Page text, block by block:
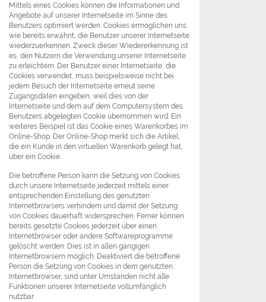
Mittels eines Cookies können die Informationen und
Angebote auf unserer Internetseite im Sinne des
Benutzers optimiert werden. Cookies ermöglichen uns,
wie bereits erwähnt, die Benutzer unserer Internetseite
wiederzuerkennen. Zweck dieser Wiedererkennung ist
es, den Nutzern die Verwendung unserer Internetseite
zu erleichtern. Der Benutzer einer Internetseite, die
Cookies verwendet, muss beispielsweise nicht bei
jedem Besuch der Internetseite erneut seine
Zugangsdaten eingeben, weil dies von der
Internetseite und dem auf dem Computersystem des
Benutzers abgelegten Cookie übernommen wird. Ein
weiteres Beispiel ist das Cookie eines Warenkorbes im
Online-Shop. Der Online-Shop merkt sich die Artikel,
die ein Kunde in den virtuellen Warenkorb gelegt hat,
über ein Cookie.
Die betroffene Person kann die Setzung von Cookies
durch unsere Internetseite jederzeit mittels einer
entsprechenden Einstellung des genutzten
Internetbrowsers verhindern und damit der Setzung
von Cookies dauerhaft widersprechen. Ferner können
bereits gesetzte Cookies jederzeit über einen
Internetbrowser oder andere Softwareprogramme
gelöscht werden. Dies ist in allen gängigen
Internetbrowsern möglich. Deaktiviert die betroffene
Person die Setzung von Cookies in dem genutzten
Internetbrowser, sind unter Umständen nicht alle
Funktionen unserer Internetseite vollumfänglich
nutzbar.